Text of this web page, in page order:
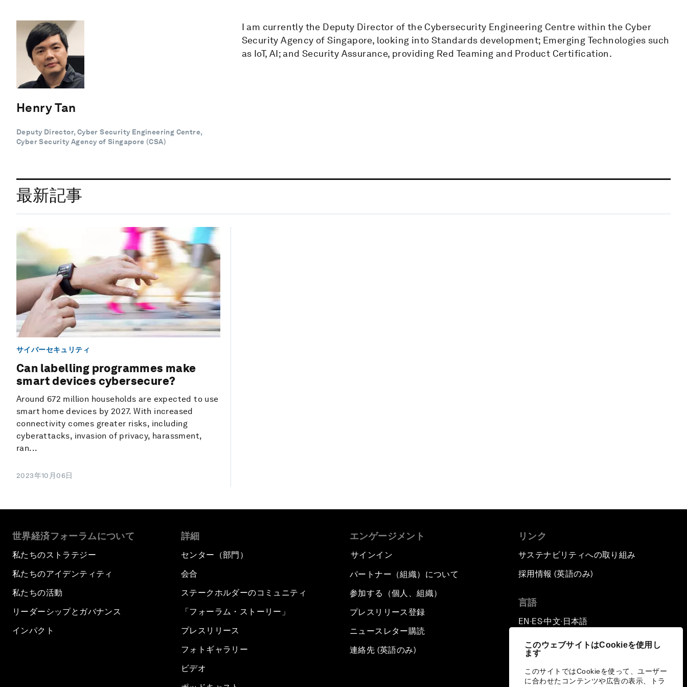
このウェブサイトはCookieを使用し
ます
このサイトではCookieを使って、ユーザー
に合わせたコンテンツや広告の表示、トラ
Henry Tan
Deputy Director, Cyber Security Engineering Centre,
Cyber Security Agency of Singapore (CSA)
I am currently the Deputy Director of the Cybersecurity Engineering Centre within the Cyber
Security Agency of Singapore, looking into Standards development; Emerging Technologies such
as IoT, AI; and Security Assurance, providing Red Teaming and Product Certification.
最新記事
サイバーセキュリティ
Can labelling programmes make
smart devices cybersecure?
Around 672 million households are expected to use
smart home devices by 2027. With increased
connectivity comes greater risks, including
cyberattacks, invasion of privacy, harassment,
ran...
2023年10月06日
世界経済フォーラムについて
私たちのストラテジー
私たちのアイデンティティ
私たちの活動
リーダーシップとガバナンス
インパクト
詳細
センター（部門）
会合
ステークホルダーのコミュニティ
「フォーラム・ストーリー」
プレスリリース
フォトギャラリー
ビデオ
エンゲージメント
サインイン
パートナー（組織）について
参加する（個人、組織）
プレスリリース登録
ニュースレター購読
連絡先 (英語のみ)
リンク
サステナビリティへの取り組み
採用情報 (英語のみ)
言語
EN ▪ ES▪中文▪ 日本語